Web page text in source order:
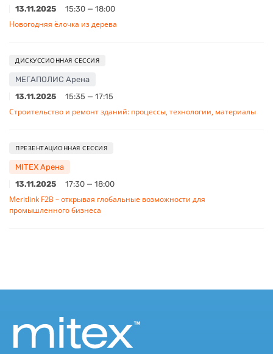
13.11.2025
15:30 — 18:00
Новогодняя ёлочка из дерева
ДИСКУССИОННАЯ СЕССИЯ
МЕГАПОЛИС Арена
13.11.2025
15:35 — 17:15
Строительство и ремонт зданий: процессы, технологии, материалы
ПРЕЗЕНТАЦИОННАЯ СЕССИЯ
MITEX Арена
13.11.2025
17:30 — 18:00
Meritlink F2B – открывая глобальные возможности для
промышленного бизнеса